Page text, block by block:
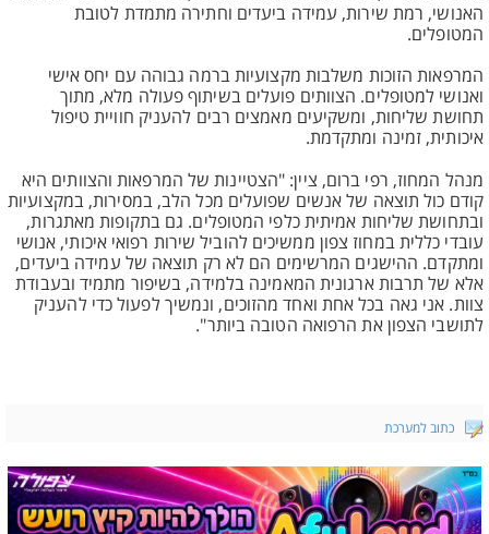
האנושי, רמת שירות, עמידה ביעדים וחתירה מתמדת לטובת
המטופלים.
המרפאות הזוכות משלבות מקצועיות ברמה גבוהה עם יחס אישי
ואנושי למטופלים. הצוותים פועלים בשיתוף פעולה מלא, מתוך
תחושת שליחות, ומשקיעים מאמצים רבים להעניק חוויית טיפול
איכותית, זמינה ומתקדמת.
מנהל המחוז, רפי ברום, ציין: "הצטיינות של המרפאות והצוותים היא
קודם כול תוצאה של אנשים שפועלים מכל הלב, במסירות, במקצועיות
ובתחושת שליחות אמיתית כלפי המטופלים. גם בתקופות מאתגרות,
עובדי כללית במחוז צפון ממשיכים להוביל שירות רפואי איכותי, אנושי
ומתקדם. ההישגים המרשימים הם לא רק תוצאה של עמידה ביעדים,
אלא של תרבות ארגונית המאמינה בלמידה, בשיפור מתמיד ובעבודת
צוות. אני גאה בכל אחת ואחד מהזוכים, ונמשיך לפעול כדי להעניק
לתושבי הצפון את הרפואה הטובה ביותר".
כתוב למערכת